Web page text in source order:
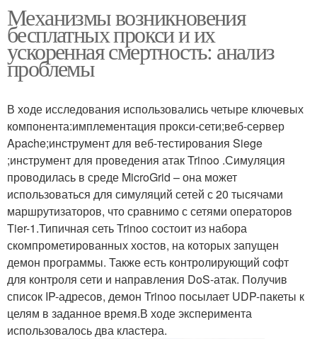
Механизмы возникновения
бесплатных прокси и их
ускоренная смертность: анализ
проблемы
В ходе исследования использовались четыре ключевых
компонента:имплементация прокси-сети;веб-сервер
Apache;инструмент для веб-тестирования Siege
;инструмент для проведения атак Trinoo .Симуляция
проводилась в среде MicroGrid – она может
использоваться для симуляций сетей с 20 тысячами
маршрутизаторов, что сравнимо с сетями операторов
Tier-1.Типичная сеть Trinoo состоит из набора
скомпрометированных хостов, на которых запущен
демон программы. Также есть контролирующий софт
для контроля сети и направления DoS-атак. Получив
список IP-адресов, демон Trinoo посылает UDP-пакеты к
целям в заданное время.В ходе эксперимента
использовалось два кластера.